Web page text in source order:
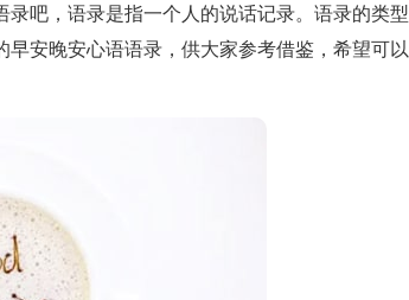
吧，语录是指一个人的说话记录。语录的类型
安晚安心语语录，供大家参考借鉴，希望可以